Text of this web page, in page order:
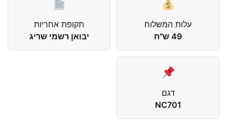
עלות המשלוח
49 ש"ח
תקופת אחריות
יבואן רשמי שריג
דגם
NC701